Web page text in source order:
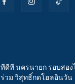
ทีดีที นครนายก รอบสอ
ร่วม วิสุทธิ์กดโฮลอินวัน